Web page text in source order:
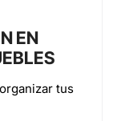
EN
tus